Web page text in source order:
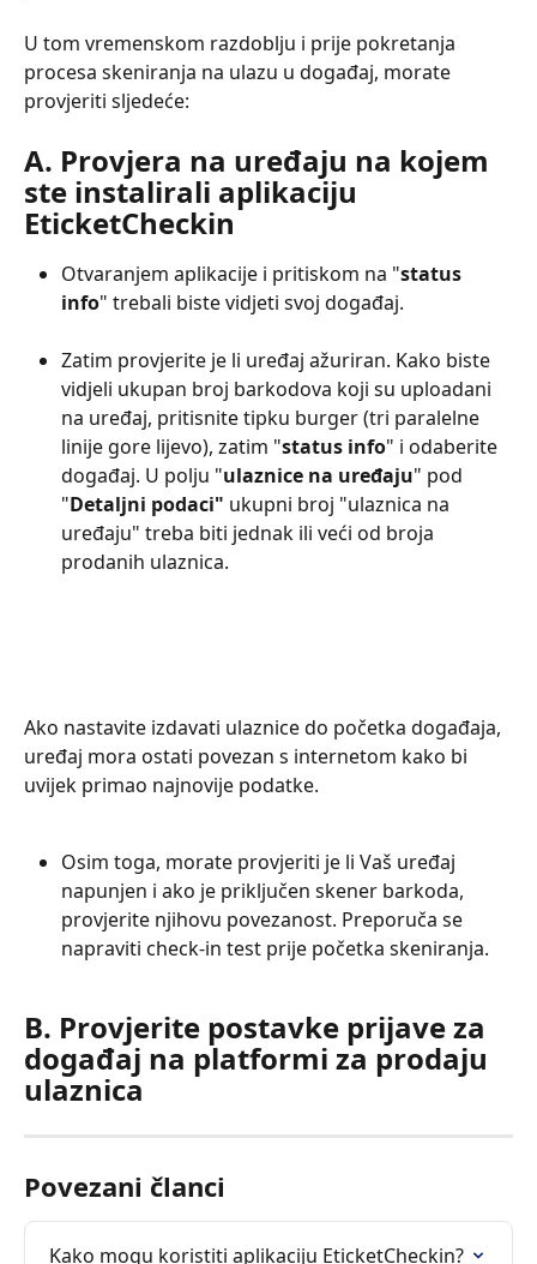
U tom vremenskom razdoblju i prije pokretanja
procesa skeniranja na ulazu u događaj, morate
provjeriti sljedeće:
A. Provjera na uređaju na kojem
ste instalirali aplikaciju
EticketCheckin
Otvaranjem aplikacije i pritiskom na "status
info" trebali biste vidjeti svoj događaj.
Zatim provjerite je li uređaj ažuriran. Kako biste
vidjeli ukupan broj barkodova koji su uploadani
na uređaj, pritisnite tipku burger (tri paralelne
linije gore lijevo), zatim "status info" i odaberite
događaj. U polju "ulaznice na uređaju" pod
"Detaljni podaci" ukupni broj "ulaznica na
uređaju" treba biti jednak ili veći od broja
prodanih ulaznica.
Ako nastavite izdavati ulaznice do početka događaja,
uređaj mora ostati povezan s internetom kako bi
uvijek primao najnovije podatke.
Osim toga, morate provjeriti je li Vaš uređaj
napunjen i ako je priključen skener barkoda,
provjerite njihovu povezanost. Preporuča se
napraviti check-in test prije početka skeniranja.
B. Provjerite postavke prijave za
događaj na platformi za prodaju
ulaznica
Povezani članci
Kako mogu koristiti aplikaciju EticketCheckin?